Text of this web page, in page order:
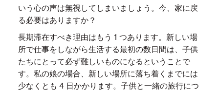
いう心の声は無視してしまいましょう。今、家に戻
る必要はありますか？
長期滞在すべき理由はもう 1 つあります。新しい場
所で仕事をしながら生活する最初の数日間は、子供
たちにとって必ず難しいものになるということで
す。私の娘の場合、新しい場所に落ち着くまでには
少なくとも 4 日かかります。子供と一緒の旅行につ